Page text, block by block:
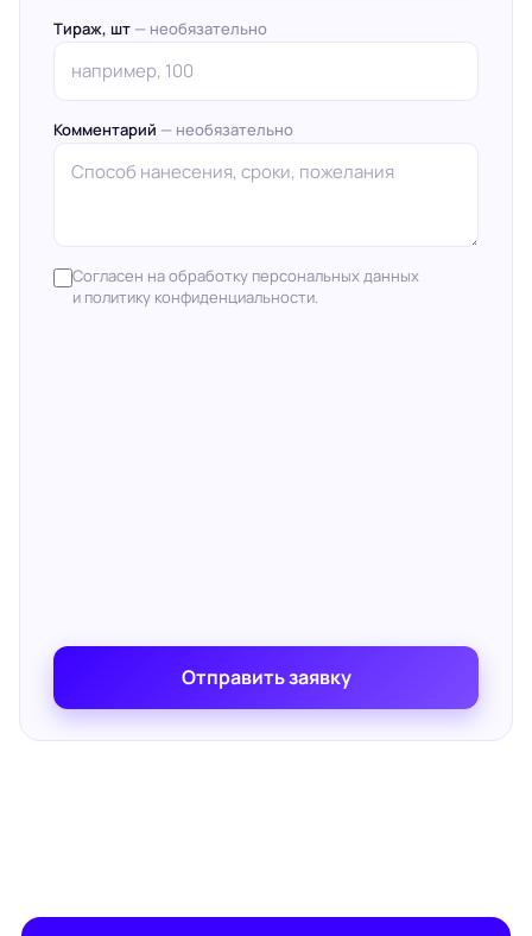
Тираж, шт — необязательно
Комментарий — необязательно
Согласен на обработку персональных данных
и политику конфиденциальности.
Отправить заявку